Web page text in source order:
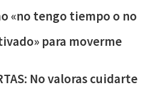
«no tengo tiempo o no
para moverme
No valoras cuidarte